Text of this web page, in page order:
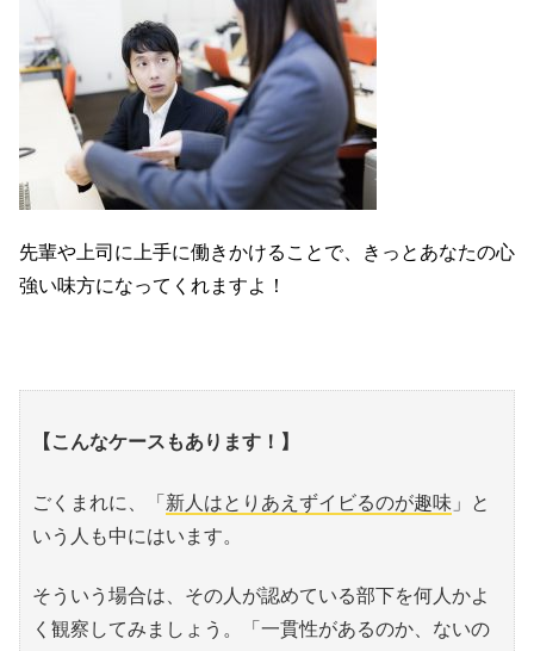
先輩や上司に上手に働きかけることで、きっとあなたの心
強い味方になってくれますよ！
【こんなケースもあります！】
ごくまれに、「 新人はとりあえずイビるのが趣味 」と
いう人も中にはいます。
そういう場合は、その人が認めている部下を何人かよ
く観察してみましょう。「一貫性があるのか、ないの